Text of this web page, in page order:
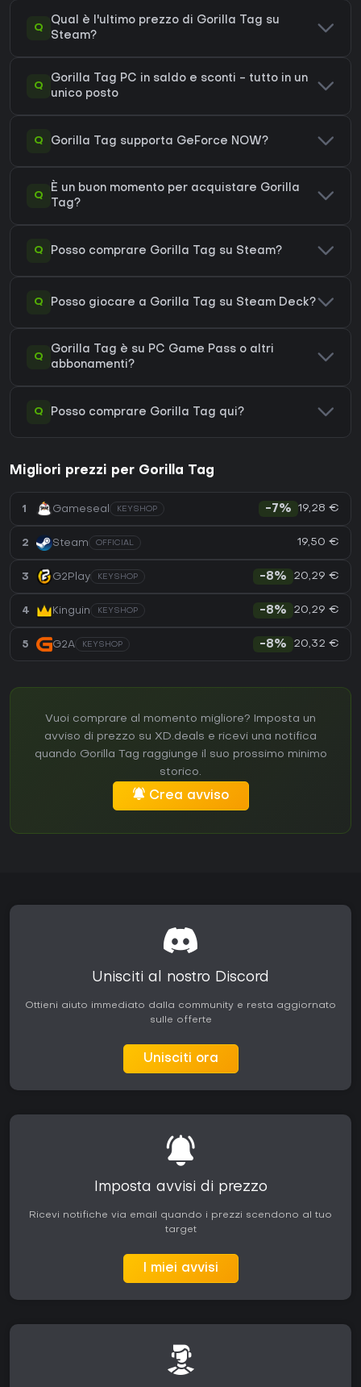
Q
Qual è l'ultimo prezzo di Gorilla Tag su
Steam?
Q
Gorilla Tag PC in saldo e sconti - tutto in un
unico posto
Q Gorilla Tag supporta GeForce NOW?
Q
È un buon momento per acquistare Gorilla
Tag?
Q Posso comprare Gorilla Tag su Steam?
Q Posso giocare a Gorilla Tag su Steam Deck?
Q
Gorilla Tag è su PC Game Pass o altri
abbonamenti?
Q Posso comprare Gorilla Tag qui?
Migliori prezzi per Gorilla Tag
1 Gameseal KEYSHOP -7% 19,28 €
2 Steam OFFICIAL 19,50 €
3 G2Play KEYSHOP -8% 20,29 €
4 Kinguin KEYSHOP -8% 20,29 €
5 G2A KEYSHOP -8% 20,32 €
Vuoi comprare al momento migliore? Imposta un
avviso di prezzo su XD.deals e ricevi una notifica
quando Gorilla Tag raggiunge il suo prossimo minimo
storico.
Crea avviso
Unisciti al nostro Discord
Ottieni aiuto immediato dalla community e resta aggiornato
sulle offerte
Unisciti ora
Imposta avvisi di prezzo
Ricevi notifiche via email quando i prezzi scendono al tuo
target
I miei avvisi